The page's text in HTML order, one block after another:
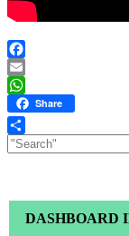
Facebook
Email
WhatsApp
Share
Share
DASHBOARD